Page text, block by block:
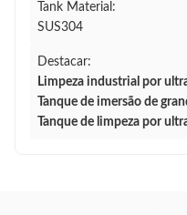
Tank Material:
SUS304
Destacar:
Limpeza industrial por
Tanque de imersão de
Tanque de limpeza por